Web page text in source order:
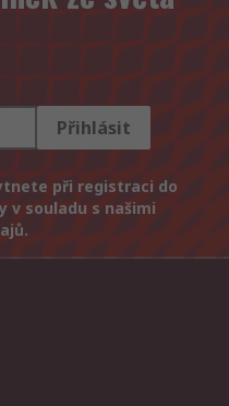
Přihlásit
při registraci do
v souladu s našimi